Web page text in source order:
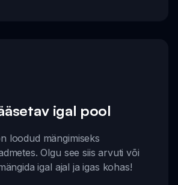
igal pool
loodud mängimiseks
Olgu see siis arvuti või
igal ajal ja igas kohas!